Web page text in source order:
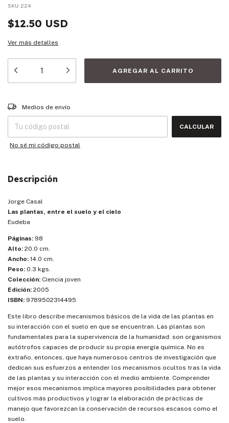
SKU: 224
$12.50 USD
Ver más detalles
Entregas para el CP:
Medios de envío
CALCULAR
No sé mi código postal
Descripción
Jorge Casal
Las plantas, entre el suelo y el cielo
Eudeba
Páginas: 98
Alto: 20.0 cm.
Ancho: 14.0 cm.
Peso: 0.3 kgs.
Colección: Ciencia joven
Edición: 2005
ISBN: 9789502314495
Este libro describe mecanismos básicos de la vida de las plantas en
su interacción con el suelo en que se encuentran. Las plantas son
fundamentales para la supervivencia de la humanidad: son organismos
autótrofos capaces de producir su propia energía química. No es
extraño, entonces, que haya numerosos centros de investigación que
dedican sus esfuerzos a entender los mecanismos ocultos tras la vida
de las plantas y su interacción con el medio ambiente. Comprender
mejor esos mecanismos implica mayores posibilidades para obtener
cultivos más productivos y lograr la elaboración de prácticas de
manejo que favorezcan la conservación de recursos escasos como el
suelo.